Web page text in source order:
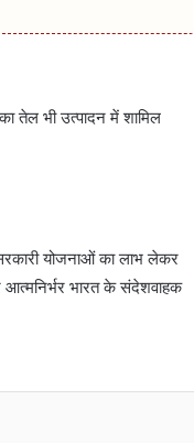
तेल भी उत्पादन में शामिल
योजनाओं का लाभ लेकर
भारत के संदेशवाहक